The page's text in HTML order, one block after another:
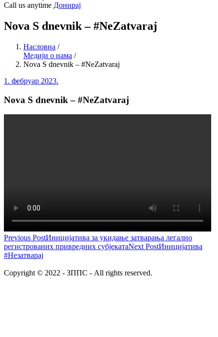
Call us anytime Донирај
Nova S dnevnik – #NeZatvaraj
Насловна /
Медији о нама /
Nova S dnevnik – #NeZatvaraj
1. фебруар 2023.
Nova S dnevnik – #NeZatvaraj
Previous PostИницијатива за укидање затварања легално
регистрованих привредних субјекатаNext PostИницијатива
#Незатварај
Copyright © 2022 - ЗППС - All rights reserved.